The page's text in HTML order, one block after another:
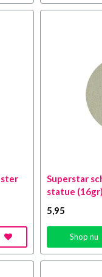
ster
Superstar
statue (16gr)
5,95
Shop nu